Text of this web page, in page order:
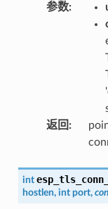
参数:
返回 :
int
hostlen, int port,